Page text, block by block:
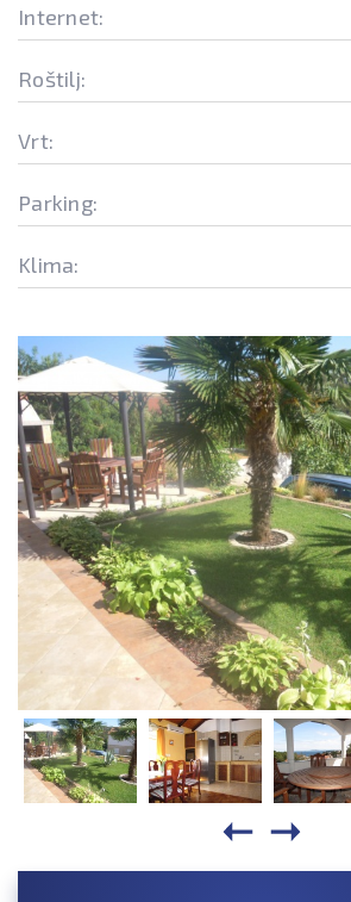
Internet:
Roštilj:
Vrt:
Parking:
Klima: